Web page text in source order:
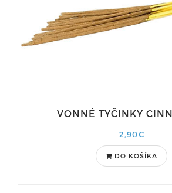
VONNÉ TYČINKY
2,90€
DO KOŠÍKA